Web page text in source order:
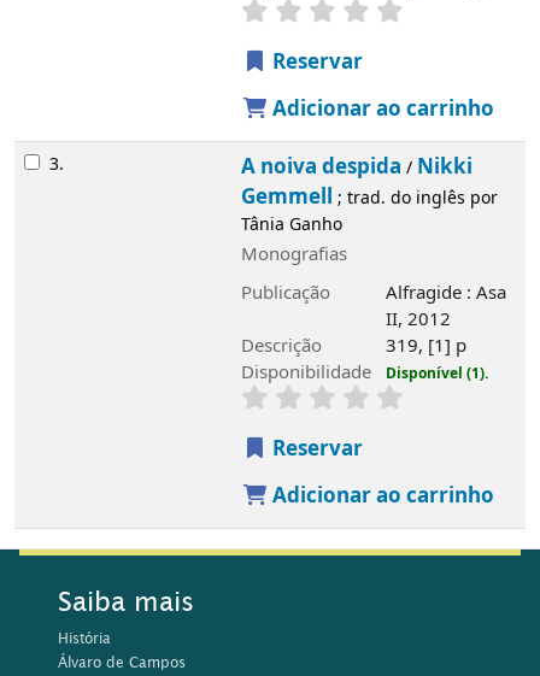
Reservar
Adicionar ao carrinho
3. A noiva despida / Nikki
Gemmell ; trad. do inglês por
Tânia Ganho
Monografias
Publicação
Alfragide : Asa
II, 2012
Descrição
319, [1] p
Disponibilidade
Disponível (1).
Reservar
Adicionar ao carrinho
Saiba mais
História
Álvaro de Campos